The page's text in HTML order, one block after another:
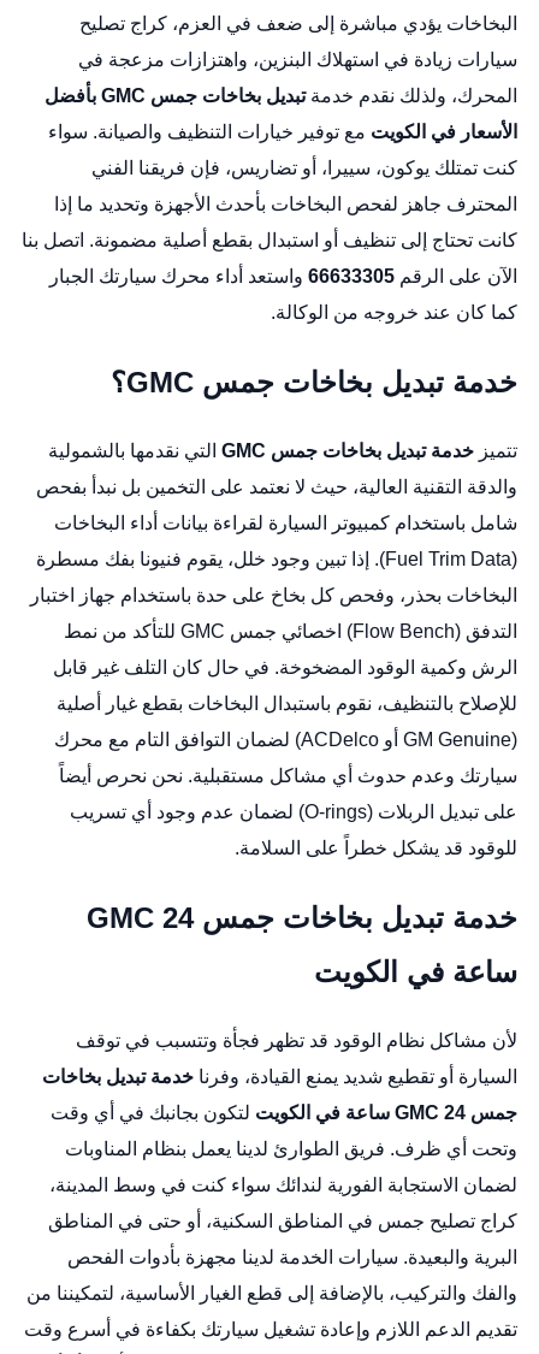
البخاخات يؤدي مباشرة إلى ضعف في العزم، كراج تصليح
سيارات زيادة في استهلاك البنزين، واهتزازات مزعجة في
المحرك، ولذلك نقدم خدمة
تبديل بخاخات جمس GMC بأفضل
الأسعار في الكويت مع توفير خيارات التنظيف والصيانة. سواء
كنت تمتلك يوكون، سييرا، أو تضاريس، فإن فريقنا الفني
المحترف جاهز لفحص البخاخات بأحدث الأجهزة وتحديد ما إذا
كانت تحتاج إلى تنظيف أو استبدال بقطع أصلية مضمونة. اتصل بنا
الآن على الرقم 66633305واستعد أداء محرك سيارتك الجبار
كما كان عند خروجه من الوكالة.
خدمة تبديل بخاخات جمس GMC؟
تتميز خدمة تبديل بخاخات جمس GMC
التي نقدمها بالشمولية
والدقة التقنية العالية، حيث لا نعتمد على التخمين بل نبدأ بفحص
شامل باستخدام كمبيوتر السيارة لقراءة بيانات أداء البخاخات
(Fuel Trim Data). إذا تبين وجود خلل، يقوم فنيونا بفك مسطرة
البخاخات بحذر، وفحص كل بخاخ على حدة باستخدام جهاز اختبار
التدفق (Flow Bench)
اخصائي جمس GMC
للتأكد من نمط
الرش وكمية الوقود المضخوخة. في حال كان التلف غير قابل
للإصلاح بالتنظيف، نقوم باستبدال البخاخات بقطع غيار أصلية
(GM Genuine أو ACDelco) لضمان التوافق التام مع محرك
سيارتك وعدم حدوث أي مشاكل مستقبلية. نحن نحرص أيضاً
على تبديل الربلات (O-rings) لضمان عدم وجود أي تسريب
للوقود قد يشكل خطراً على السلامة.
خدمة تبديل بخاخات جمس GMC 24
ساعة في الكويت
لأن مشاكل نظام الوقود قد تظهر فجأة وتتسبب في توقف
السيارة أو تقطيع شديد يمنع القيادة، وفرنا خدمة تبديل بخاخات
جمس GMC 24 ساعة في الكويت
لتكون بجانبك في أي وقت
وتحت أي ظرف. فريق الطوارئ لدينا يعمل بنظام المناوبات
لضمان الاستجابة الفورية لندائك سواء كنت في وسط المدينة،
كراج تصليح جمس في المناطق السكنية، أو حتى في المناطق
البرية والبعيدة. سيارات الخدمة لدينا مجهزة بأدوات الفحص
والفك والتركيب، بالإضافة إلى قطع الغيار الأساسية، لتمكيننا من
تقديم الدعم اللازم وإعادة تشغيل سيارتك بكفاءة في أسرع وقت